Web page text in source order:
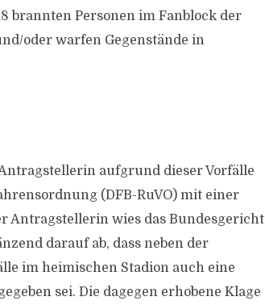
brannten Personen im Fanblock der
oder warfen Gegenstände in
aufgrund dieser Vorfälle
(DFB-RuVO) mit einer
Antragstellerin wies das Bundesgericht
darauf ab, dass neben der
im heimischen Stadion auch eine
sei. Die dagegen erhobene Klage